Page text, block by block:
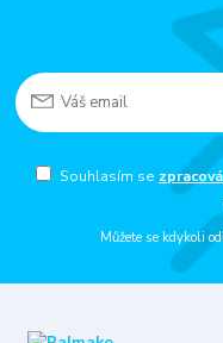
Souhlasím se
Můžete se kdykoli